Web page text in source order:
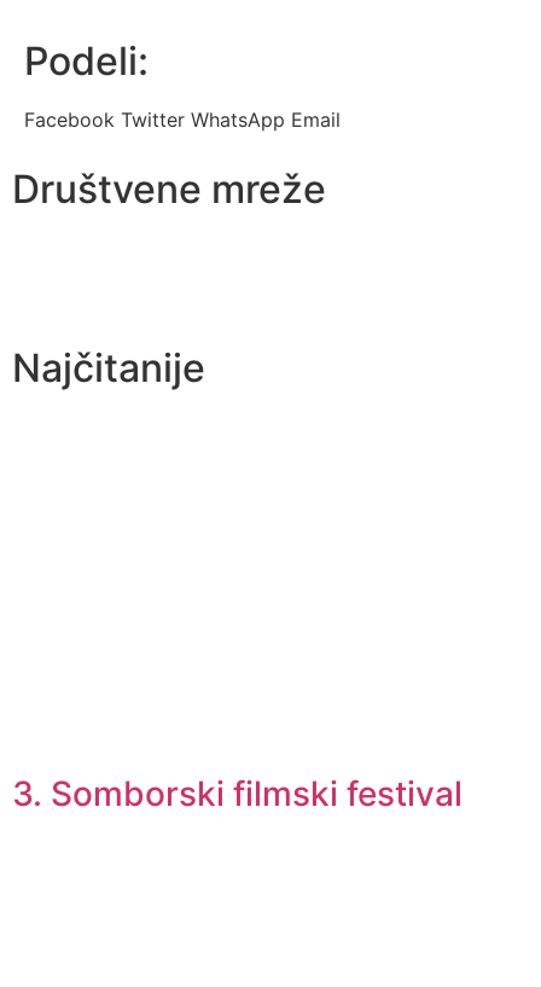
Podeli:
Facebook Twitter WhatsApp Email
Društvene mreže
Najčitanije
3. Somborski filmski festival